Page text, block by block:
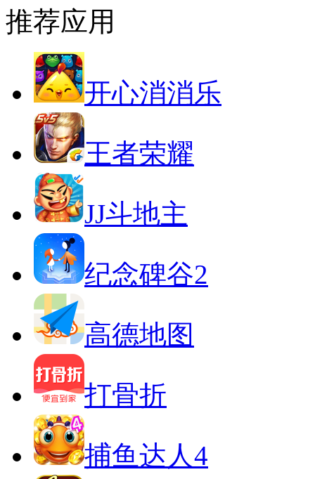
推荐应用
开心消消乐
王者荣耀
JJ斗地主
纪念碑谷2
高德地图
打骨折
捕鱼达人4